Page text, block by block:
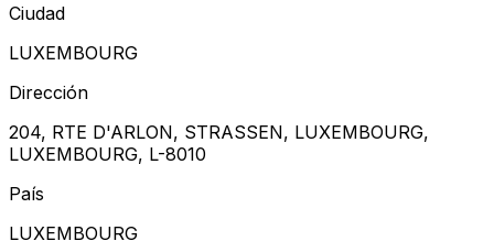
Ciudad
LUXEMBOURG
Dirección
204, RTE D'ARLON, STRASSEN, LUXEMBOURG,
LUXEMBOURG, L-8010
País
LUXEMBOURG